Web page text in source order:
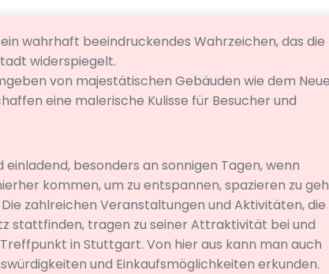
wahrhaft beeindruckendes Wahrzeichen, das die
widerspiegelt.
von majestätischen Gebäuden wie dem
eine malerische Kulisse für Besucher und
besonders an sonnigen Tagen, wenn
kommen, um zu entspannen, spazieren zu
zahlreichen Veranstaltungen und Aktivitäten, die
stattfinden, tragen zu seiner Attraktivität bei und
in Stuttgart. Von hier aus kann man auch
und Einkaufsmöglichkeiten erkunden.